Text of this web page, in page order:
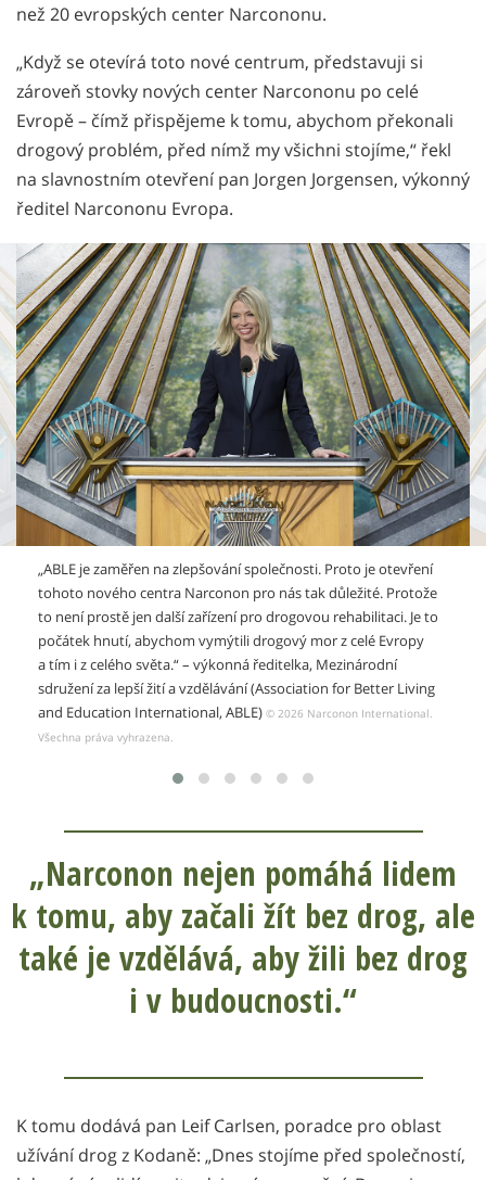
než 20 evropských center Narcononu.
„Když se otevírá toto nové centrum, představuji si
zároveň stovky nových center Narcononu po celé
Evropě – čímž přispějeme k tomu, abychom překonali
drogový problém, před nímž my všichni stojíme,“ řekl
na slavnostním otevření pan Jorgen Jorgensen, výkonný
ředitel Narcononu Evropa.
„ABLE je zaměřen na zlepšování společnosti. Proto je otevření
tohoto nového centra Narconon pro nás tak důležité. Protože
to není prostě jen další zařízení pro drogovou rehabilitaci. Je to
počátek hnutí, abychom vymýtili drogový mor z celé Evropy
a tím i z celého světa.“– výkonná ředitelka, Mezinárodní
sdružení za lepší žití a vzdělávání (Association for Better Living
and Education International, ABLE) © 2026 Narconon International.
Všechna práva vyhrazena.
„Narconon nejen pomáhá lidem
k tomu, aby začali žít bez drog, ale
také je vzdělává, aby žili bez drog
i v budoucnosti.“
K tomu dodává pan Leif Carlsen, poradce pro oblast
užívání drog z Kodaně: „Dnes stojíme před společností,